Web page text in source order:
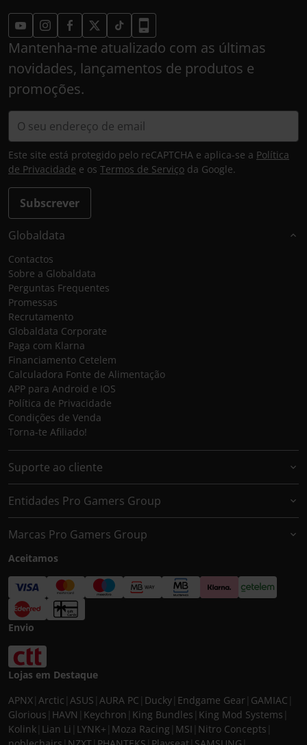
Mantenha-me atualizado com as últimas
novidades, lançamentos de produtos e
promoções.
Subscrever
Este site está protegido pelo reCAPTCHA e aplica-se a Política
de Privacidade e os Termos de Serviço da Google.
Globaldata
Contactos
Sobre a Globaldata
Perguntas Frequentes
Promessas
Recrutamento
Globaldata Corporate
Paga com Klarna
Financiamento Cetelem
Calculadora Fonte de Alimentação
APP para Android e IOS
Política de Privacidade
Condições de Venda
Torna-te Afiliado!
Suporte ao cliente
Entidades Pro Gamers Group
Marcas Pro Gamers Group
Aceitamos
Envio
Lojas em Destaque
APNX Arctic ASUS AURA PC Ducky Endgame Gear GAMIAC
Glorious HAVN Keychron King Bundles King Mod Systems
Kolink Lian Li LYNK+ Moza Racing MSI Nitro Concepts